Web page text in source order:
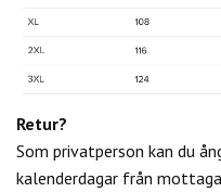
Retur?
Som privatperson kan du
kalenderdagar från